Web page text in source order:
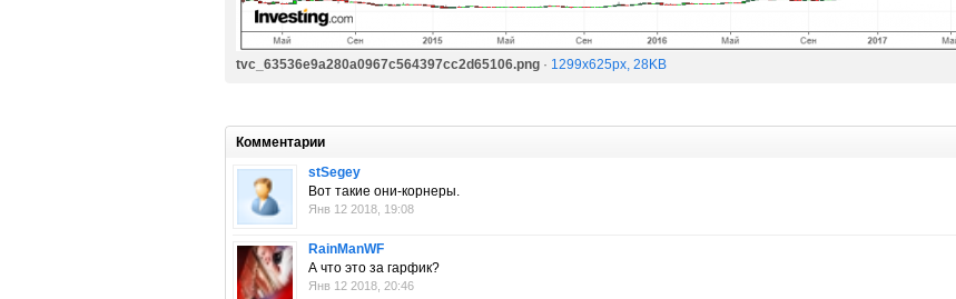
tvc_63536e9a280a0967c564397cc2d65106.png · 1299x625px, 28KB
Комментарии
stSegey
Вот такие они-корнеры.
Янв 12 2018, 19:08
RainManWF
А что это за гарфик?
Янв 12 2018, 20:46